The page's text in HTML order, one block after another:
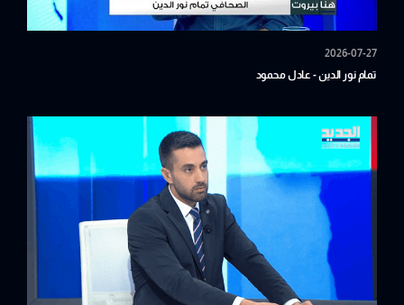
2026-07-27
تمام نور الدين - عادل محمود